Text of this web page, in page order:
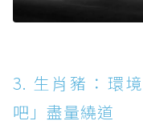
3. 生肖豬：環
吧」盡量繞道